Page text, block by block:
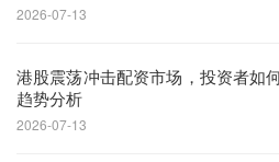
2026-07-13
港股震荡冲击配资市场，投资者如
趋势分析
2026-07-13